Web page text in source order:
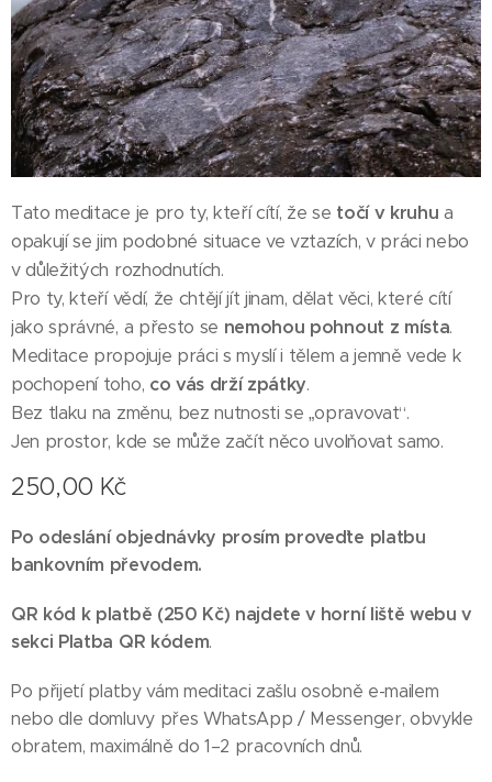
Tato meditace je pro ty, kteří cítí, že se točí v kruhu a
opakují se jim podobné situace ve vztazích, v práci nebo
v důležitých rozhodnutích.
Pro ty, kteří vědí, že chtějí jít jinam, dělat věci, které cítí
jako správné, a přesto se nemohou pohnout z místa.
Meditace propojuje práci s myslí i tělem a jemně vede k
pochopení toho, co vás drží zpátky.
Bez tlaku na změnu, bez nutnosti se „opravovat“.
Jen prostor, kde se může začít něco uvolňovat samo.
250,00 Kč
Po odeslání objednávky prosím proveďte platbu
bankovním převodem.
QR kód k platbě (250 Kč) najdete v horní liště webu v
sekci Platba QR kódem.
Po přijetí platby vám meditaci zašlu osobně e-mailem
nebo dle domluvy přes WhatsApp / Messenger, obvykle
obratem, maximálně do 1–2 pracovních dnů.